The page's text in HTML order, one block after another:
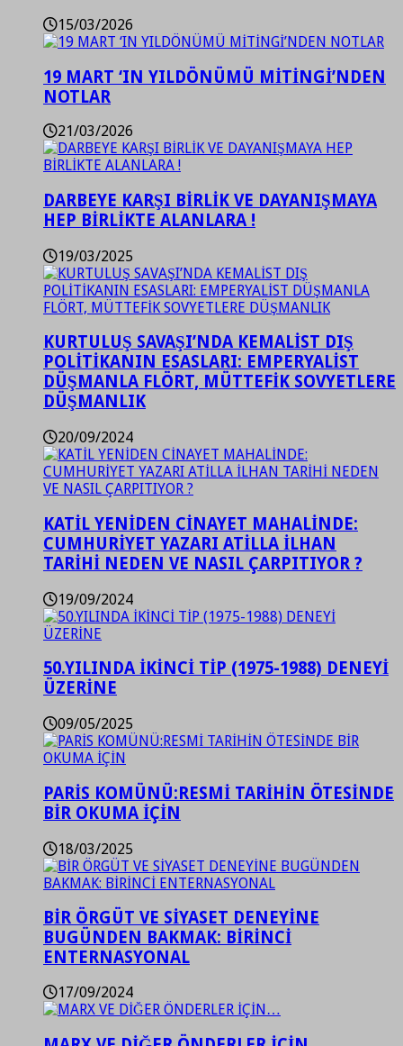
15/03/2026
19 MART ‘IN YILDÖNÜMÜ MİTİNGİ’NDEN
NOTLAR
21/03/2026
DARBEYE KARŞI BİRLİK VE DAYANIŞMAYA
HEP BİRLİKTE ALANLARA !
19/03/2025
KURTULUŞ SAVAŞI’NDA KEMALİST DIŞ
POLİTİKANIN ESASLARI: EMPERYALİST
DÜŞMANLA FLÖRT, MÜTTEFİK SOVYETLERE
DÜŞMANLIK
20/09/2024
KATİL YENİDEN CİNAYET MAHALİNDE:
CUMHURİYET YAZARI ATİLLA İLHAN
TARİHİ NEDEN VE NASIL ÇARPITIYOR ?
19/09/2024
50.YILINDA İKİNCİ TİP (1975-1988) DENEYİ
ÜZERİNE
09/05/2025
PARİS KOMÜNÜ:RESMİ TARİHİN ÖTESİNDE
BİR OKUMA İÇİN
18/03/2025
BİR ÖRGÜT VE SİYASET DENEYİNE
BUGÜNDEN BAKMAK: BİRİNCİ
ENTERNASYONAL
17/09/2024